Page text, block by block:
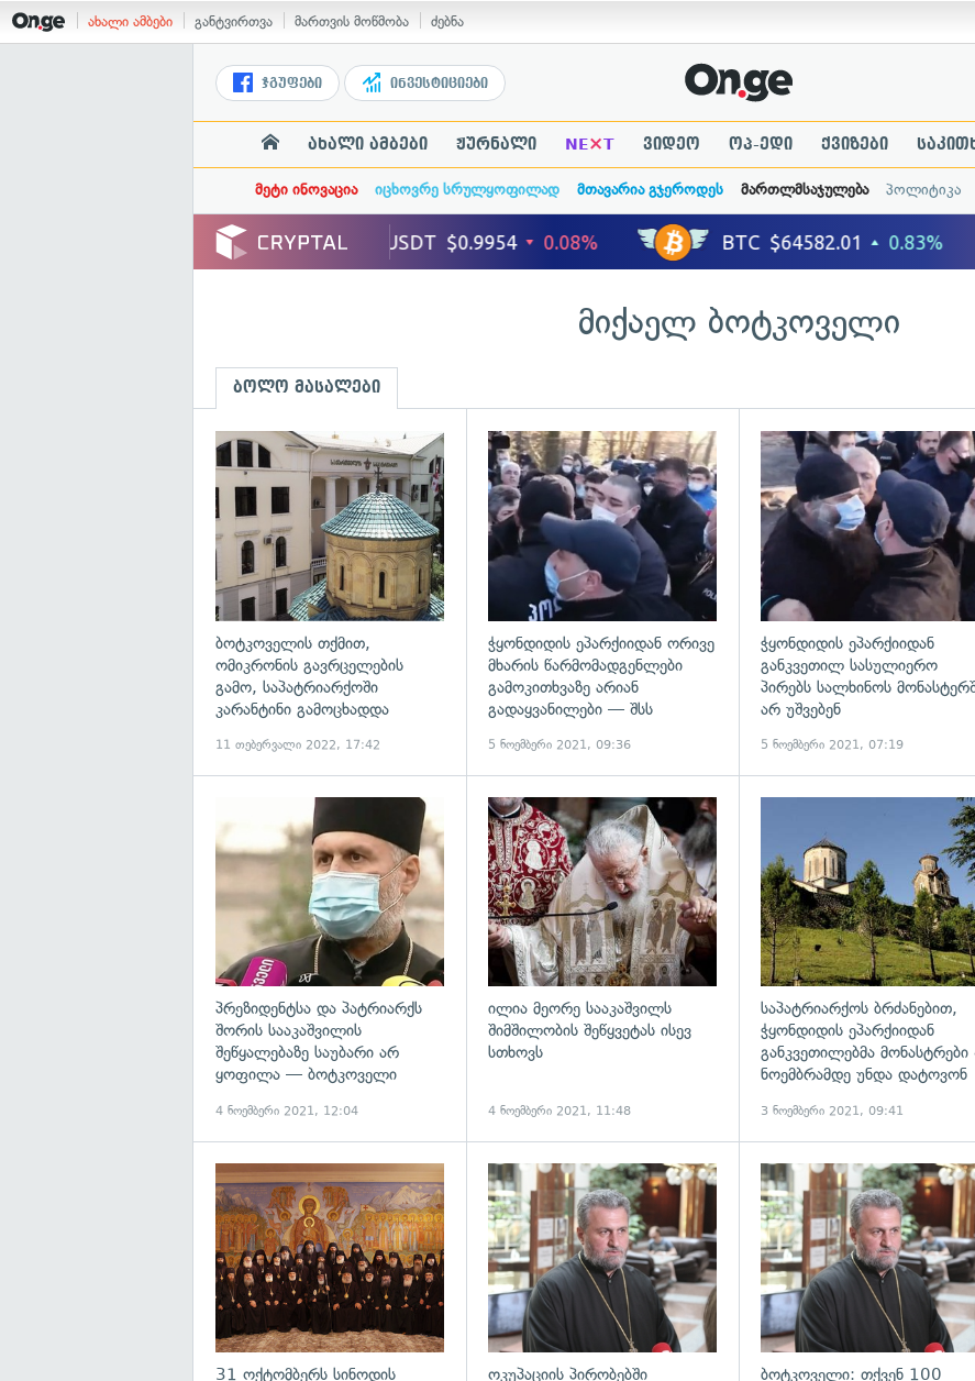
ახალი ამბები განტვირთვა მართვის მოწმობა ძებნა
ჯგუფები ინვესტიციები
ახალი ამბები ჟურნალი NE×T ვიდეო ოპ-ედი ქვიზები
მეტი ინოვაცია იცხოვრე სრულყოფილად მთავარია გჯეროდეს მართლმსაჯულება პოლიტიკა
მიქაელ ბოტკოველი
ბოლო მასალები
გადახედვა
ბოტკოველის თქმით,
ომიკრონის გავრცელების
გამო, საპატრიარქოში
კარანტინი გამოცხადდა
11 თებერვალი 2022, 17:42
გადახედვა
ჭყონდიდის ეპარქიიდან ორივე
მხარის წარმომადგენლები
გამოკითხვაზე არიან
გადაყვანილები — შსს
5 ნოემბერი 2021, 09:36
ჭყონდიდის ეპარქიიდან
განკვეთილ სასულიერო
პირებს სალხინოს
არ უშვებენ
5 ნოემბერი 2021, 07:19
გადახედვა
პრეზიდენტსა და პატრიარქს
შორის სააკაშვილის
შეწყალებაზე საუბარი არ
ყოფილა — ბოტკოველი
4 ნოემბერი 2021, 12:04
ილია მეორე სააკაშვილს
შიმშილობის შეწყვეტას ისევ
სთხოვს
4 ნოემბერი 2021, 11:48
საპატრიარქოს ბრძანებით,
ჭყონდიდის ეპარქიიდან
განკვეთილებმა მონასტრები
ნოემბრამდე უნდა დატოვონ
3 ნოემბერი 2021, 09:41
გადახედვა
31 ოქტომბერს სინოდის
გადახედვა
ოკუპაციის პირობებში
ბოტკოველი: თქვენ 100